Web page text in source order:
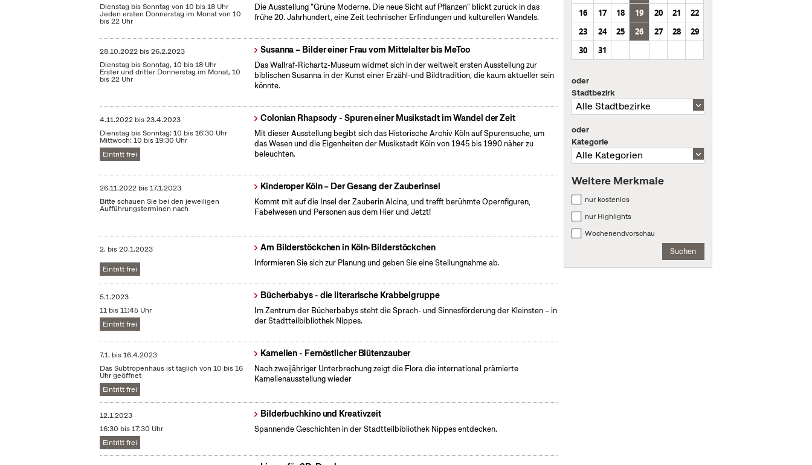
Dienstag bis Sonntag von 10 bis 18 Uhr
Jeden ersten Donnerstag im Monat von 10
bis 22 Uhr
Die Ausstellung "Grüne Moderne. Die neue Sicht auf Pflanzen" blickt zurück in das
frühe 20. Jahrhundert, eine Zeit technischer Erfindungen und kulturellen Wandels.
28.10.2022 bis26.2.2023
Dienstag bis Sonntag, 10 bis 18 Uhr
Erster und dritter Donnerstag im Monat, 10
bis 22 Uhr
Susanna – Bilder einer Frau vom Mittelalter bis MeToo
Das Wallraf-Richartz-Museum widmet sich in der weltweit ersten Ausstellung zur
biblischen Susanna in der Kunst einer Erzähl-und Bildtradition, die kaum aktueller sein
könnte.
4.11.2022 bis23.4.2023
Dienstag bis Sonntag: 10 bis 16:30 Uhr
Mittwoch: 10 bis 19:30 Uhr
Eintritt frei
Colonian Rhapsody - Spuren einer Musikstadt im Wandel der Zeit
Mit dieser Ausstellung begibt sich das Historische Archiv Köln auf Spurensuche, um
das Wesen und die Eigenheiten der Musikstadt Köln von 1945 bis 1990 näher zu
beleuchten.
26.11.2022 bis17.1.2023
Bitte schauen Sie bei den jeweiligen
Aufführungsterminen nach
Kinderoper Köln – Der Gesang der Zauberinsel
Kommt mit auf die Insel der Zauberin Alcina, und trefft berühmte Opernfiguren,
Fabelwesen und Personen aus dem Hier und Jetzt!
2. bis20.1.2023
Eintritt frei
Am Bilderstöckchen in Köln-Bilderstöckchen
Informieren Sie sich zur Planung und geben Sie eine Stellungnahme ab.
5.1.2023
11 bis 11:45 Uhr
Eintritt frei
Bücherbabys - die literarische Krabbelgruppe
Im Zentrum der Bücherbabys steht die Sprach- und Sinnesförderung der Kleinsten – in
der Stadtteilbibliothek Nippes.
7.1. bis16.4.2023
Das Subtropenhaus ist täglich von 10 bis 16
Uhr geöffnet
Eintritt frei
Kamelien - Fernöstlicher Blütenzauber
Nach zweijähriger Unterbrechung zeigt die Flora die international prämierte
Kamelienausstellung wieder
12.1.2023
16:30 bis 17:30 Uhr
Eintritt frei
Bilderbuchkino und Kreativzeit
Spannende Geschichten in der Stadtteilbibliothek Nippes entdecken.
16
17 18 19 20 21
22
23
24 25 26 27 28
29
30
31
oder
Stadtbezirk
oder
Kategorie
Weitere Merkmale
nur kostenlos
nur Highlights
Wochenendvorschau
Suchen